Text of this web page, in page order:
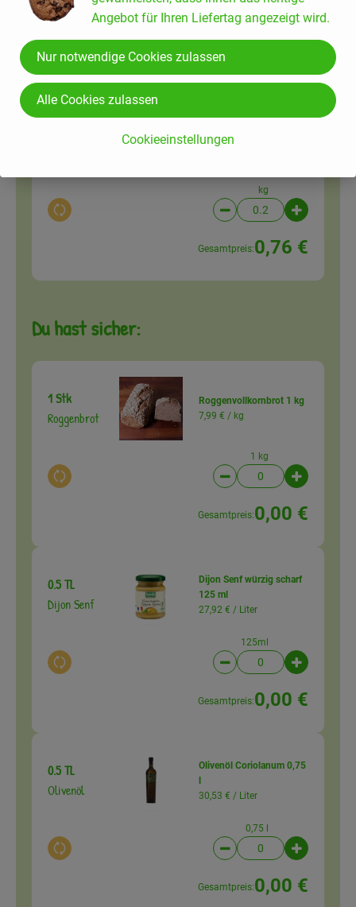
Auswahl ändern
Stück
Gesamtpreis: ca. 4,12 €
Auswahl ändern
Gelbe Rüben, Karotten
3,79 € /
kg
Artikelanzahl
Gesamtpreis:0,76 €
Du hast sicher:
1 Stk
Roggenbrot
Auswahl ändern
Roggenvollkornbrot 1 kg
7,99 € / kg
1 kg
Artikelanzahl
Gesamtpreis:0,00 €
0.5 TL
Dijon Senf
Auswahl ändern
Dijon Senf würzig scharf
125 ml
27,92 € / Liter
125ml
Artikelanzahl
Gesamtpreis:0,00 €
0.5 TL
Olivenöl
Auswahl ändern
Olivenöl Coriolanum 0,75
l
30,53 € / Liter
0,75 l
Artikelanzahl
Gesamtpreis:0,00 €
Angebot für Ihren Liefertag angezeigt wird.
Cookieeinstellungen
Nur notwendige Cookies zulassen
Alle Cookies zulassen